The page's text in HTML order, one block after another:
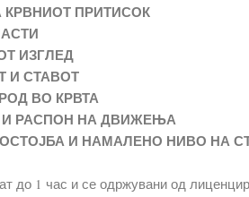
ПРИТИСОК
ИЗГЛЕД
И СТАВОТ
ВО КРВТА
И РАСПОН НА ДВИЖЕЊА
И НАМАЛЕНО НИВО НА
до 1 час и се одржувани од